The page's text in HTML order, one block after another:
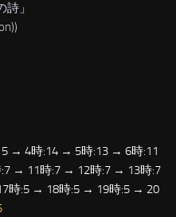
詩 」
→ 4時:14 → 5時:13 → 6時:11
→ 11時:7 → 12時:7 → 13時:7
時:5 → 18時:5 → 19時:5 → 20